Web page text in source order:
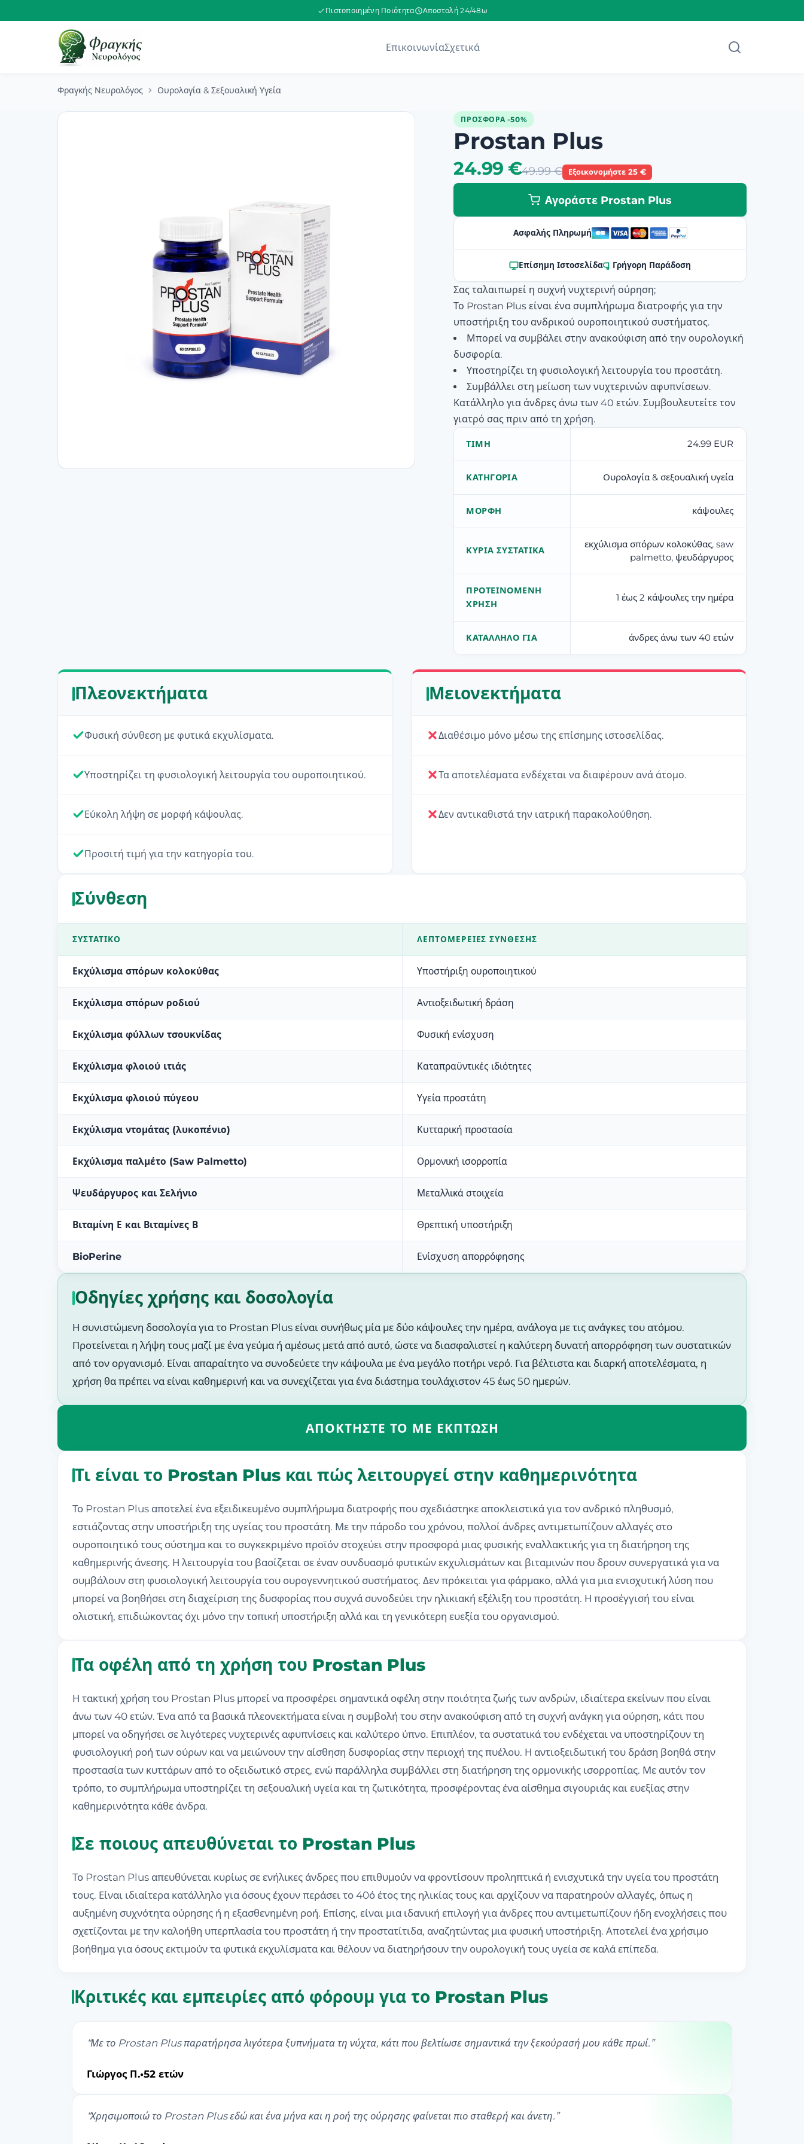
Πιστοποιημένη Ποιότητα Αποστολή 24/48ω
ΕπικοινωνίαΣχετικά
Φραγκής Νευρολόγος Ουρολογία & Σεξουαλική Υγεία
ΠΡΟΣΦΟΡΆ -50%
Prostan Plus
24.99 €49.99 € Εξοικονομήστε 25 €
Αγοράστε Prostan Plus
Ασφαλής Πληρωμή
Επίσημη Ιστοσελίδα Γρήγορη Παράδοση
Σας ταλαιπωρεί η συχνή νυχτερινή ούρηση;
Το Prostan Plus είναι ένα συμπλήρωμα διατροφής για την
υποστήριξη του ανδρικού ουροποιητικού συστήματος.
Μπορεί να συμβάλει στην ανακούφιση από την ουρολογική
δυσφορία.
Υποστηρίζει τη φυσιολογική λειτουργία του προστάτη.
Συμβάλλει στη μείωση των νυχτερινών αφυπνίσεων.
Κατάλληλο για άνδρες άνω των 40 ετών. Συμβουλευτείτε τον
γιατρό σας πριν από τη χρήση.
ΤΙΜΉ 24.99 EUR
ΚΑΤΗΓΟΡΊΑ Ουρολογία & σεξουαλική υγεία
ΜΟΡΦΉ κάψουλες
ΚΎΡΙΑ ΣΥΣΤΑΤΙΚΆ
εκχύλισμα σπόρων κολοκύθας, saw
palmetto, ψευδάργυρος
ΠΡΟΤΕΙΝΌΜΕΝΗ
ΧΡΉΣΗ
1 έως 2 κάψουλες την ημέρα
ΚΑΤΆΛΛΗΛΟ ΓΙΑ άνδρες άνω των 40 ετών
Πλεονεκτήματα
Φυσική σύνθεση με φυτικά εκχυλίσματα.
Υποστηρίζει τη φυσιολογική λειτουργία του ουροποιητικού.
Εύκολη λήψη σε μορφή κάψουλας.
Προσιτή τιμή για την κατηγορία του.
Μειονεκτήματα
Διαθέσιμο μόνο μέσω της επίσημης ιστοσελίδας.
Τα αποτελέσματα ενδέχεται να διαφέρουν ανά άτομο.
Δεν αντικαθιστά την ιατρική παρακολούθηση.
Σύνθεση
ΣΥΣΤΑΤΙΚΌ ΛΕΠΤΟΜΈΡΕΙΕΣ ΣΎΝΘΕΣΗΣ
Εκχύλισμα σπόρων κολοκύθας Υποστήριξη ουροποιητικού
Εκχύλισμα σπόρων ροδιού Αντιοξειδωτική δράση
Εκχύλισμα φύλλων τσουκνίδας Φυσική ενίσχυση
Εκχύλισμα φλοιού ιτιάς Καταπραϋντικές ιδιότητες
Εκχύλισμα φλοιού πύγεου Υγεία προστάτη
Εκχύλισμα ντομάτας (λυκοπένιο) Κυτταρική προστασία
Εκχύλισμα παλμέτο (Saw Palmetto) Ορμονική ισορροπία
Ψευδάργυρος και Σελήνιο Μεταλλικά στοιχεία
Βιταμίνη Ε και Βιταμίνες Β Θρεπτική υποστήριξη
BioPerine Ενίσχυση απορρόφησης
Οδηγίες χρήσης και δοσολογία
Η συνιστώμενη δοσολογία για το Prostan Plus είναι συνήθως μία με δύο κάψουλες την ημέρα, ανάλογα με τις ανάγκες του ατόμου.
Προτείνεται η λήψη τους μαζί με ένα γεύμα ή αμέσως μετά από αυτό, ώστε να διασφαλιστεί η καλύτερη δυνατή απορρόφηση των συστατικών
από τον οργανισμό. Είναι απαραίτητο να συνοδεύετε την κάψουλα με ένα μεγάλο ποτήρι νερό. Για βέλτιστα και διαρκή αποτελέσματα, η
χρήση θα πρέπει να είναι καθημερινή και να συνεχίζεται για ένα διάστημα τουλάχιστον 45 έως 50 ημερών.
ΑΠΟΚΤΉΣΤΕ ΤΟ ΜΕ ΈΚΠΤΩΣΗ
Τι είναι το Prostan Plus και πώς λειτουργεί στην καθημερινότητα
Το Prostan Plus αποτελεί ένα εξειδικευμένο συμπλήρωμα διατροφής που σχεδιάστηκε αποκλειστικά για τον ανδρικό πληθυσμό,
εστιάζοντας στην υποστήριξη της υγείας του προστάτη. Με την πάροδο του χρόνου, πολλοί άνδρες αντιμετωπίζουν αλλαγές στο
ουροποιητικό τους σύστημα και το συγκεκριμένο προϊόν στοχεύει στην προσφορά μιας φυσικής εναλλακτικής για τη διατήρηση της
καθημερινής άνεσης. Η λειτουργία του βασίζεται σε έναν συνδυασμό φυτικών εκχυλισμάτων και βιταμινών που δρουν συνεργατικά για να
συμβάλουν στη φυσιολογική λειτουργία του ουρογεννητικού συστήματος. Δεν πρόκειται για φάρμακο, αλλά για μια ενισχυτική λύση που
μπορεί να βοηθήσει στη διαχείριση της δυσφορίας που συχνά συνοδεύει την ηλικιακή εξέλιξη του προστάτη. Η προσέγγισή του είναι
ολιστική, επιδιώκοντας όχι μόνο την τοπική υποστήριξη αλλά και τη γενικότερη ευεξία του οργανισμού.
Τα οφέλη από τη χρήση του Prostan Plus
Η τακτική χρήση του Prostan Plus μπορεί να προσφέρει σημαντικά οφέλη στην ποιότητα ζωής των ανδρών, ιδιαίτερα εκείνων που είναι
άνω των 40 ετών. Ένα από τα βασικά πλεονεκτήματα είναι η συμβολή του στην ανακούφιση από τη συχνή ανάγκη για ούρηση, κάτι που
μπορεί να οδηγήσει σε λιγότερες νυχτερινές αφυπνίσεις και καλύτερο ύπνο. Επιπλέον, τα συστατικά του ενδέχεται να υποστηρίζουν τη
φυσιολογική ροή των ούρων και να μειώνουν την αίσθηση δυσφορίας στην περιοχή της πυέλου. Η αντιοξειδωτική του δράση βοηθά στην
προστασία των κυττάρων από το οξειδωτικό στρες, ενώ παράλληλα συμβάλλει στη διατήρηση της ορμονικής ισορροπίας. Με αυτόν τον
τρόπο, το συμπλήρωμα υποστηρίζει τη σεξουαλική υγεία και τη ζωτικότητα, προσφέροντας ένα αίσθημα σιγουριάς και ευεξίας στην
καθημερινότητα κάθε άνδρα.
Σε ποιους απευθύνεται το Prostan Plus
Το Prostan Plus απευθύνεται κυρίως σε ενήλικες άνδρες που επιθυμούν να φροντίσουν προληπτικά ή ενισχυτικά την υγεία του προστάτη
τους. Είναι ιδιαίτερα κατάλληλο για όσους έχουν περάσει το 40ό έτος της ηλικίας τους και αρχίζουν να παρατηρούν αλλαγές, όπως η
αυξημένη συχνότητα ούρησης ή η εξασθενημένη ροή. Επίσης, είναι μια ιδανική επιλογή για άνδρες που αντιμετωπίζουν ήδη ενοχλήσεις που
σχετίζονται με την καλοήθη υπερπλασία του προστάτη ή την προστατίτιδα, αναζητώντας μια φυσική υποστήριξη. Αποτελεί ένα χρήσιμο
βοήθημα για όσους εκτιμούν τα φυτικά εκχυλίσματα και θέλουν να διατηρήσουν την ουρολογική τους υγεία σε καλά επίπεδα.
Κριτικές και εμπειρίες από φόρουμ για το Prostan Plus
“Με το Prostan Plus παρατήρησα λιγότερα ξυπνήματα τη νύχτα, κάτι που βελτίωσε σημαντικά την ξεκούρασή μου κάθε πρωί. ”
Γιώργος Π.•52 ετών
“Χρησιμοποιώ το Prostan Plus εδώ και ένα μήνα και η ροή της ούρησης φαίνεται πιο σταθερή και άνετη. ”